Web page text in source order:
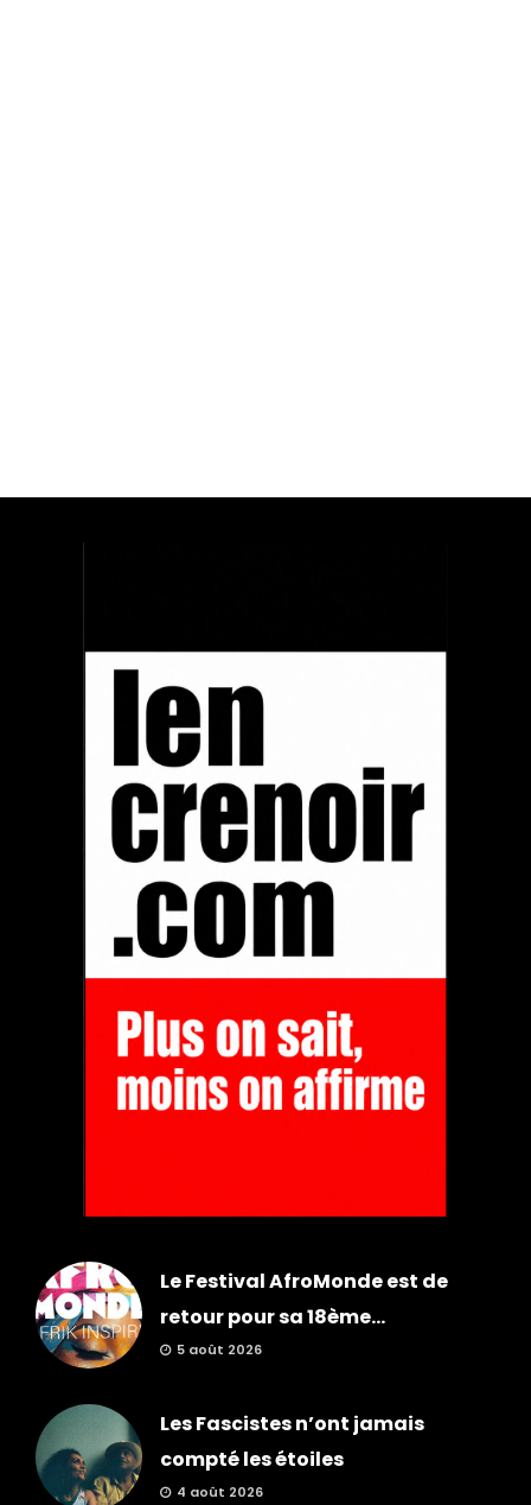
Le Festival AfroMonde est de
retour pour sa 18ème...
5 août 2026
Les Fascistes n’ont jamais
compté les étoiles
4 août 2026